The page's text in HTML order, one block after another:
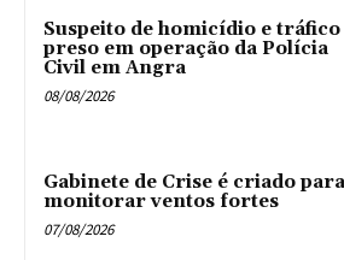
Suspeito de homicídio e tráfico
preso em operação da Polícia
Civil em Angra
08/08/2026
Gabinete de Crise é criado para
monitorar ventos fortes
07/08/2026